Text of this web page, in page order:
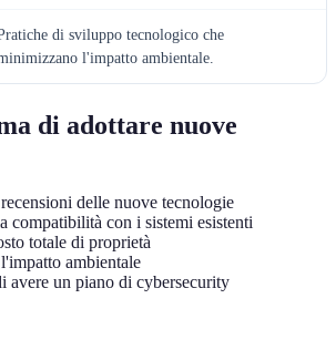
di sviluppo tecnologico che
l'impatto ambientale.
di adottare nuove
delle nuove tecnologie
compatibilità con i sistemi esistenti
totale di proprietà
ambientale
avere un piano di cybersecurity